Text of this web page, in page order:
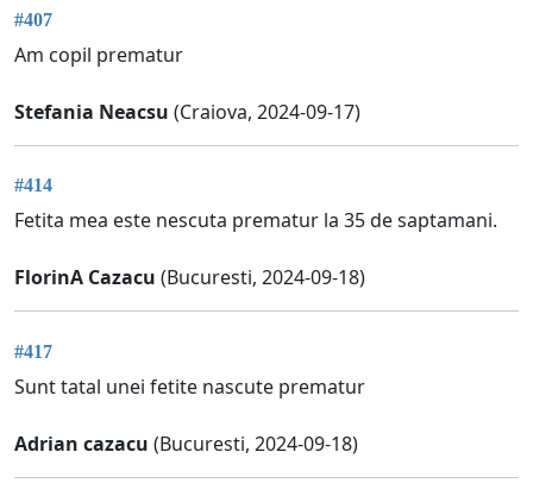
#407
Am copil prematur
Stefania Neacsu (Craiova, 2024-09-17)
#414
Fetita mea este nescuta prematur la 35 de saptamani.
FlorinA Cazacu (Bucuresti, 2024-09-18)
#417
Sunt tatal unei fetite nascute prematur
Adrian cazacu (Bucuresti, 2024-09-18)